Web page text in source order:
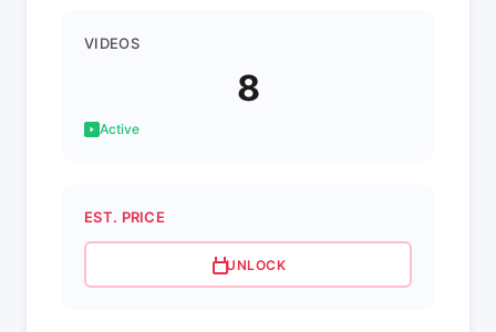
VIDEOS
8
Active
EST. PRICE
UNLOCK